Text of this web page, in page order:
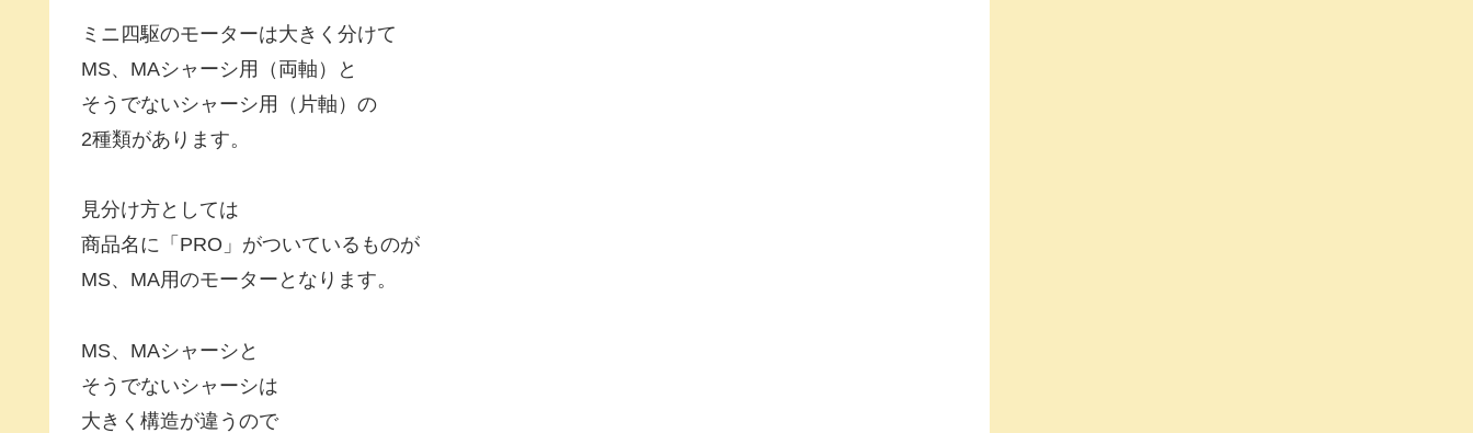
ミニ四駆のモーターは大きく分けて
MS、MAシャーシ用（両軸）と
そうでないシャーシ用（片軸）の
2種類があります。
見分け方としては
商品名に「PRO」がついているものが
MS、MA用のモーターとなります。
MS、MAシャーシと
そうでないシャーシは
大きく構造が違うので